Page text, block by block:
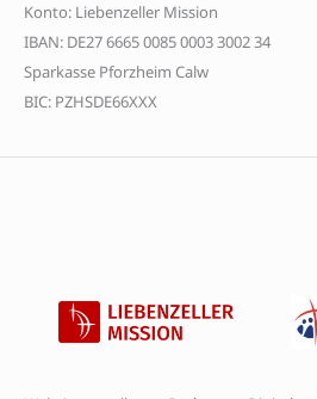
Konto: Liebenzeller Mission
IBAN: DE27 6665 0085 0003 3002 34
Sparkasse Pforzheim Calw
BIC: PZHSDE66XXX